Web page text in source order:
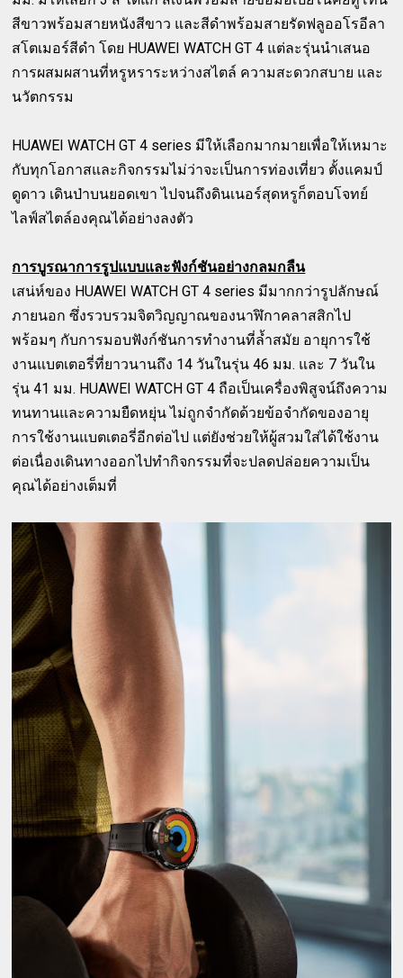
สีขาวพร้อมสายหนังสีขาว และสีดำพร้อมสายรัดฟลูออโรอีลา
สโตเมอร์สีดำ โดย HUAWEI WATCH GT 4 แต่ละรุ่นนำเสนอ
การผสมผสานที่หรูหราระหว่างสไตล์ ความสะดวกสบาย และ
นวัตกรรม
HUAWEI WATCH GT 4 series มีให้เลือกมากมายเพื่อให้เหมาะ
กับทุกโอกาสและกิจกรรมไม่ว่าจะเป็นการท่องเที่ยว ตั้งแคมป์
ดูดาว เดินป่าบนยอดเขา ไปจนถึงดินเนอร์สุดหรูก็ตอบโจทย์
ไลฟ์สไตล์องคุณได้อย่างลงตัว
การบูรณาการรูปแบบและฟังก์ชันอย่างกลมกลืน
เสน่ห์ของ HUAWEI WATCH GT 4 series มีมากกว่ารูปลักษณ์
ภายนอก ซึ่งรวบรวมจิตวิญญาณของนาฬิกาคลาสสิกไป
พร้อมๆ กับการมอบฟังก์ชันการทำงานที่ล้ำสมัย อายุการใช้
งานแบตเตอรี่ที่ยาวนานถึง 14 วันในรุ่น 46 มม. และ 7 วันใน
รุ่น 41 มม. HUAWEI WATCH GT 4 ถือเป็นเครื่องพิสูจน์ถึงความ
ทนทานและความยืดหยุ่น ไม่ถูกจำกัดด้วยข้อจำกัดของอายุ
การใช้งานแบตเตอรี่อีกต่อไป แต่ยังช่วยให้ผู้สวมใส่ได้ใช้งาน
ต่อเนื่องเดินทางออกไปทำกิจกรรมที่จะปลดปล่อยความเป็น
คุณได้อย่างเต็มที่